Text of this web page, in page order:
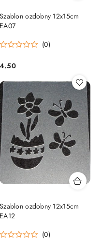
Szablon ozdobny 12x15cm
EA07
(0)
Cena:
4.50
Szablon ozdobny 12x15cm
EA12
(0)